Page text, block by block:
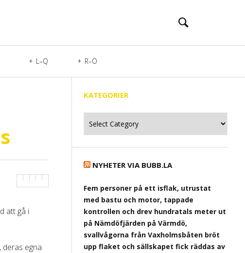
L–Q R–Ö
att gå i
egna
KATEGORIER
NYHETER VIA BUBB.LA
Fem personer på ett isflak, utrustat
med bastu och motor, tappade
kontrollen och drev hundratals meter ut
på Nämdöfjärden på Värmdö,
svallvågorna från Vaxholmsbåten bröt
upp flaket och sällskapet fick räddas av